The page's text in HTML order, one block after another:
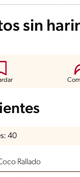
sin
40
Rallado